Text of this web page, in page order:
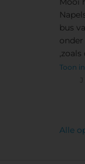
Napels makkelijk te bereiken
bus vanaf
Toon
Alle